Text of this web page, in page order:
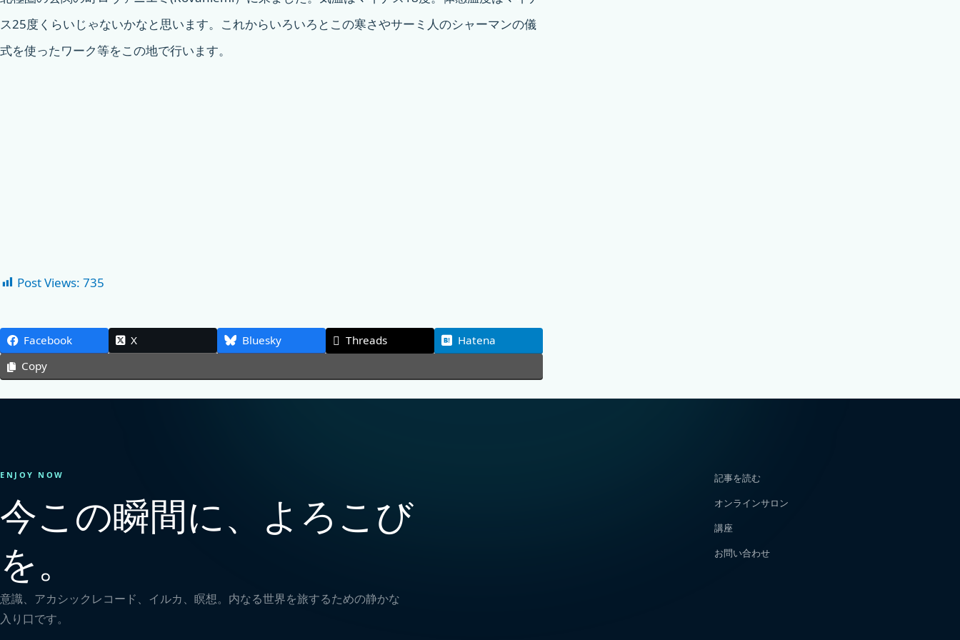
ス25度くらいじゃないかなと思います。これからいろいろとこの寒さやサーミ人のシャーマンの儀
式を使ったワーク等をこの地で行います。
Post Views: 735
Facebook X Bluesky Threads
Hatena
Copy
ENJOY NOW
今この瞬間に、よろこび
を。
意識、アカシックレコード、イルカ、瞑想。内なる世界を旅するための静かな
入り口です。
記事を読む
オンラインサロン
講座
お問い合わせ